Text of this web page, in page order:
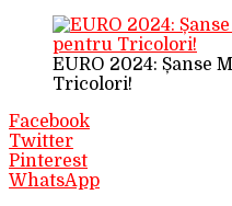
EURO 2024: Șanse
Tricolori!
Facebook
Twitter
Pinterest
WhatsApp